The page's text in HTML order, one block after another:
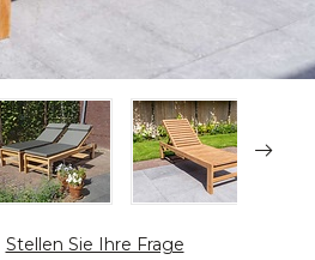
Stellen Sie Ihre Frage